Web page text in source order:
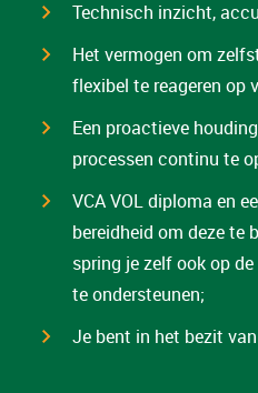
Technisch inzicht,
Het vermogen om
flexibel te reageren op
Een proactieve
processen continu te
VCA VOL diploma en
bereidheid om deze te
spring je zelf ook op
te ondersteunen;
Je bent in het bezit